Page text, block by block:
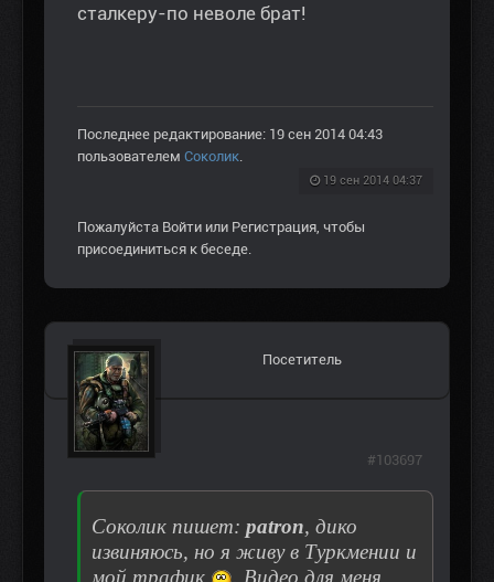
сталкеру-по неволе брат!
Последнее редактирование: 19 сен 2014 04:43
пользователем Соколик
19 сен 2014 04:37
Пожалуйста Войти или Регистрация , чтобы
присоединиться к беседе.
Посетитель
Соколик пишет: patron, дико
извиняюсь, но я живу в Туркмении и
мой трафик
. Видео для меня
#103697